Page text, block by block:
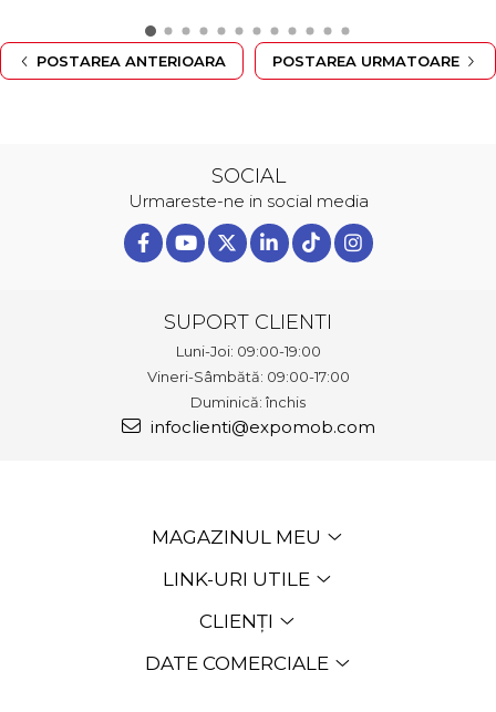
POSTAREA URMATOARE
POSTAREA ANTERIOARA
SOCIAL
Urmareste-ne in social media
SUPORT CLIENTI
Luni-Joi: 09:00-19:00
Vineri-Sâmbătă: 09:00-17:00
Duminică: închis
infoclienti@expomob.com
MAGAZINUL MEU
LINK-URI UTILE
CLIENȚI
DATE COMERCIALE